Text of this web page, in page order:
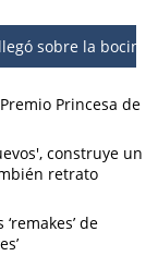
sobre la
Princesa de
construye un
retrato
de